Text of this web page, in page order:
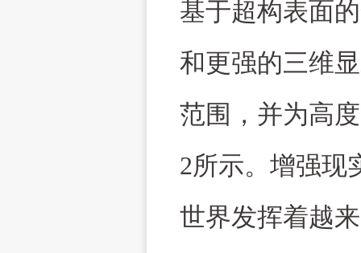
基于超构表面
和更强的三维
范围，并为高
2所示。增强现
世界发挥着越